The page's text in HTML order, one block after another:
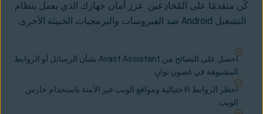
كُن متقدمًا على المُخادِعين. عزز أمان جهازك الذي يعمل بنظام
التشغيل Android ضد
الفيروسات والبرمجيات الخبيثة الأخرى
احصل على النصائح من Avast Assistant بشأن الرسائل أو الروابط
المشبوهة في غضون ثوانٍ.
احظر
الروابط الاحتيالية ومواقع الويب غير الآمنة باستخدام حارس
الويب.